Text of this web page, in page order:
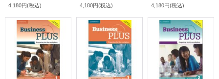
4,180円(税込)
4,180円(税込)
4,180円(税込)